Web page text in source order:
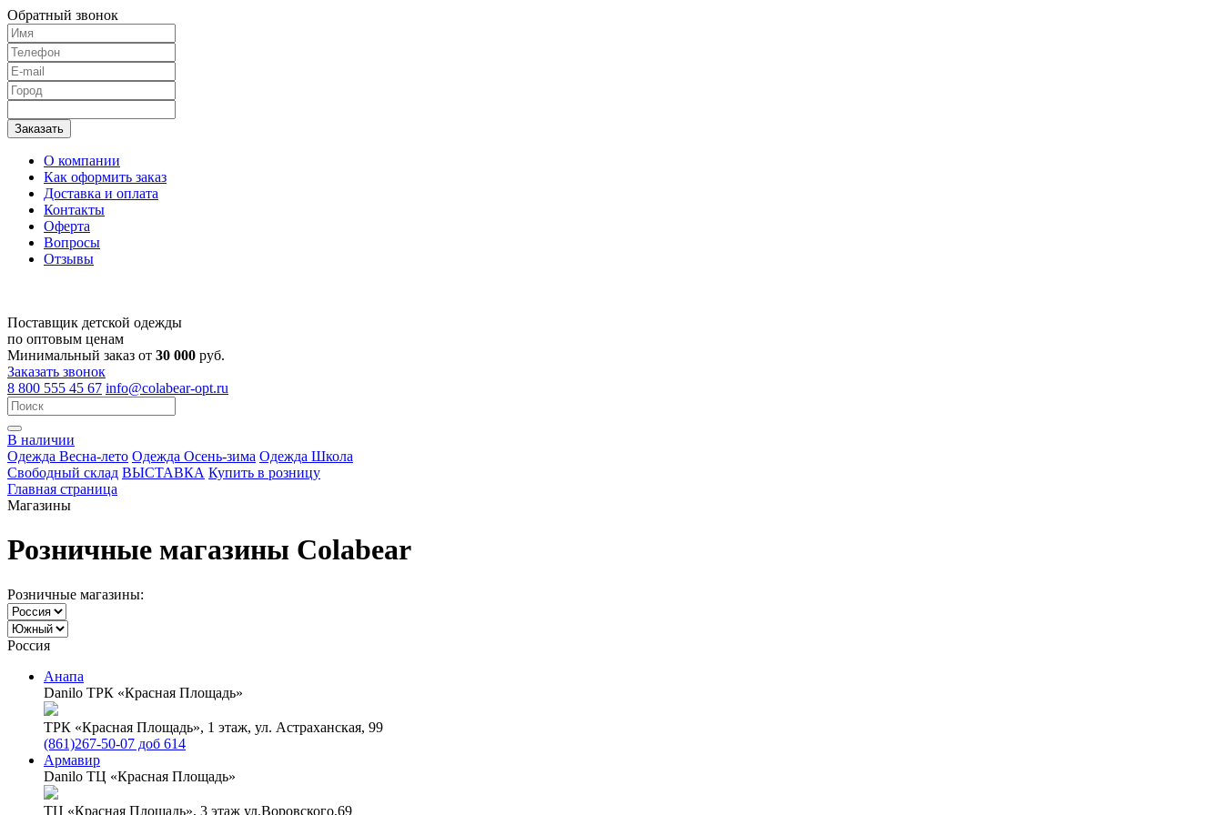
Обратный звонок
О компании
Как оформить заказ
Доставка и оплата
Контакты
Оферта
Вопросы
Отзывы
Поставщик детской одежды
по оптовым ценам
Минимальный заказ от 30 000 руб.
Заказать звонок
8 800 555 45 67 info@colabear-opt.ru
В наличии
Одежда Весна-лето Одежда Осень-зима Одежда Школа
Свободный склад ВЫСТАВКА Купить в розницу
Главная страница
Магазины
Розничные магазины Colabear
Розничные магазины:
Россия
Анапа
Danilo ТРК «Красная Площадь»
ТРК «Красная Площадь», 1 этаж, ул. Астраханская, 99
(861)267-50-07 доб 614
Армавир
Danilo ТЦ «Красная Площадь»
ТЦ «Красная Площадь», 3 этаж ул.Воровского,69